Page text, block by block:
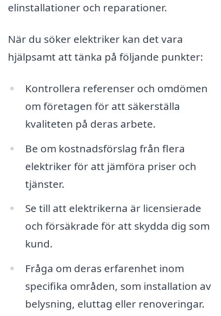
elinstallationer och reparationer.
När du söker elektriker kan det vara
hjälpsamt att tänka på följande punkter:
Kontrollera referenser och omdömen
om företagen för att säkerställa
kvaliteten på deras arbete.
Be om kostnadsförslag från flera
elektriker för att jämföra priser och
tjänster.
Se till att elektrikerna är licensierade
och försäkrade för att skydda dig som
kund.
Fråga om deras erfarenhet inom
specifika områden, som installation av
belysning, eluttag eller renoveringar.